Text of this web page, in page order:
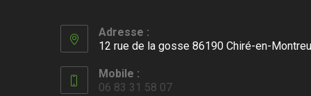
Adresse :
12 rue de la gosse 86190 Chiré-en-
Mobile :
06 83 31 58 07